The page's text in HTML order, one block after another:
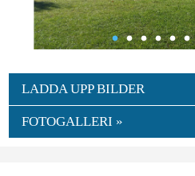
LADDA UPP BILDER
FOTOGALLERI »